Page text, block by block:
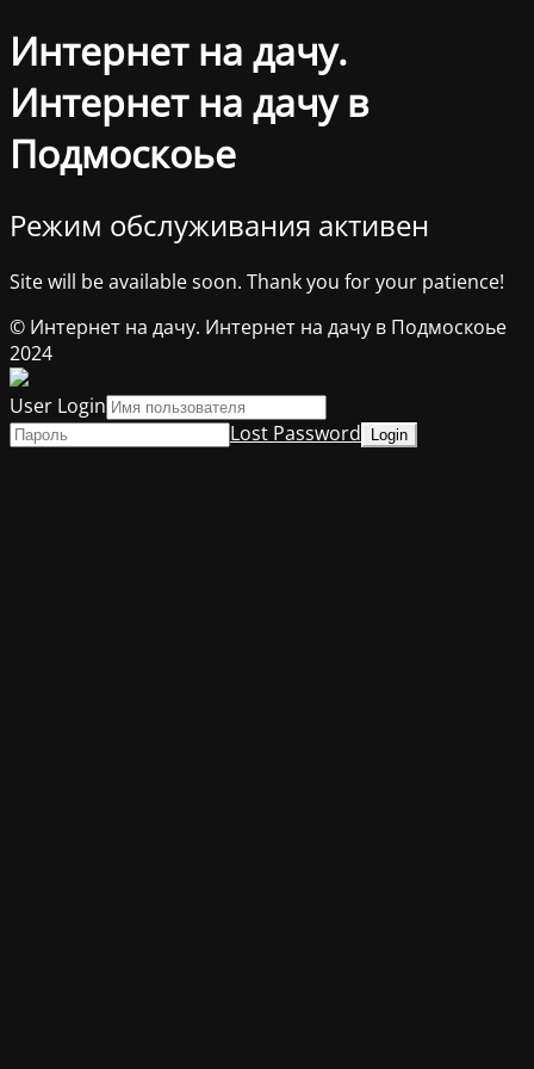
Интернет на дачу.
Интернет на дачу в
Подмоскоье
Режим обслуживания активен
Site will be available soon. Thank you for your patience!
© Интернет на дачу. Интернет на дачу в Подмоскоье
2024
User Login
Lost Password